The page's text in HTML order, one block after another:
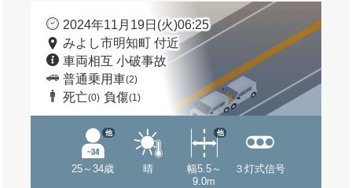
2024年11月19日(火)06:25
みよし市明知町 付近
車両相互 小破事故
普通乗用車(2)
死亡(0) 負傷(1)
25～34歳
他
晴
幅5.5～
9.0m
他
３灯式信号